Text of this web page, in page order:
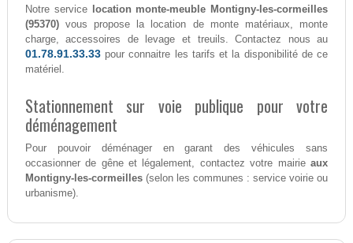
Notre service
location monte-meuble Montigny-les-cormeilles
(95370)vous propose la location de monte matériaux, monte
charge, accessoires de levage et treuils. Contactez nous au
01.78.91.33.33 pour connaitre les tarifs et la disponibilité de ce
matériel.
Stationnement sur voie publique pour votre
déménagement
Pour pouvoir déménager en garant des véhicules sans
occasionner de gêne et légalement, contactez votre mairieaux
Montigny-les-cormeilles(selon les communes : service voirie ou
urbanisme).